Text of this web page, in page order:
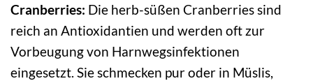
Cranberries: Die herb-süßen Cranberries sind
reich an Antioxidantien und werden oft zur
Vorbeugung von Harnwegsinfektionen
eingesetzt. Sie schmecken pur oder in Müslis,